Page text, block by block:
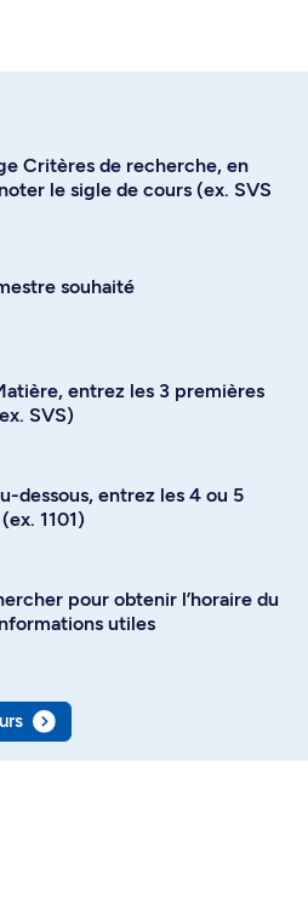
Critères de recherche, en
le sigle de cours (ex. SVS
souhaité
entrez les 3 premières
SVS)
dessous, entrez les 4 ou 5
1101)
pour obtenir l’horaire du
utiles